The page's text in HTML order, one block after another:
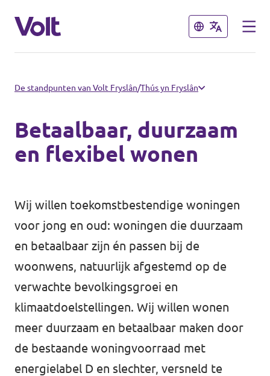
Sluiten
Kies een taal
Volt Groningen
Volt Drenthe
Volt Overijssel
Bekijk alle lokale Volt afdelingen
Sluiten
Standpunten
Mensen
Agenda
Word actief!
De standpunten van Volt Fryslân/Thús yn Fryslân
Betaalbaar, duurzaam
en flexibel wonen
Wij willen toekomstbestendige woningen
voor jong en oud: woningen die duurzaam
en betaalbaar zijn én passen bij de
woonwens, natuurlijk afgestemd op de
verwachte bevolkingsgroei en
klimaatdoelstellingen. Wij willen wonen
meer duurzaam en betaalbaar maken door
de bestaande woningvoorraad met
energielabel D en slechter, versneld te